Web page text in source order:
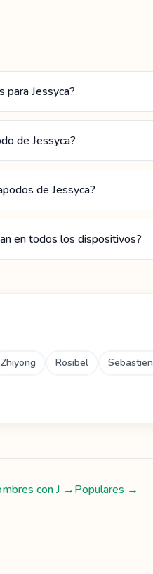
para Jessyca?
de Jessyca?
de Jessyca?
en todos los dispositivos?
Zhiyong Rosibel Sebastien
conJ →Populares →